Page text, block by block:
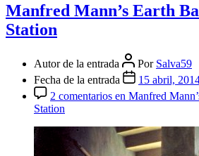
Manfred Mann’s Earth
Station
Autor de la entrada Por Salva59
Fecha de la entrada
15 abril,
2 comentarios en Manfred
Station